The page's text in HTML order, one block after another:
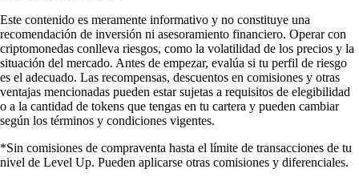
Este contenido es meramente informativo y no constituye una
recomendación de inversión ni asesoramiento financiero. Operar con
criptomonedas conlleva riesgos, como la volatilidad de los precios y la
situación del mercado. Antes de empezar, evalúa si tu perfil de riesgo
es el adecuado. Las recompensas, descuentos en comisiones y otras
ventajas mencionadas pueden estar sujetas a requisitos de elegibilidad
o a la cantidad de tokens que tengas en tu cartera y pueden cambiar
según los términos y condiciones vigentes.
*Sin comisiones de compraventa hasta el límite de transacciones de tu
nivel de Level Up. Pueden aplicarse otras comisiones y diferenciales.